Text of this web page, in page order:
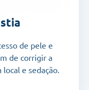
de pele e
de corrigir a
e sedação.